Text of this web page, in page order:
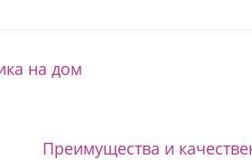
на дом
Преимущества и